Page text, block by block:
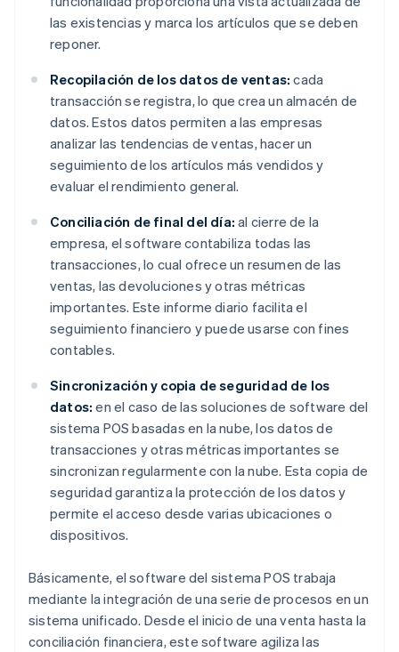
las existencias y marca los artículos que se deben
reponer.
Recopilación de los datos de ventas: cada
transacción se registra, lo que crea un almacén de
datos. Estos datos permiten a las empresas
analizar las tendencias de ventas, hacer un
seguimiento de los artículos más vendidos y
evaluar el rendimiento general.
Conciliación de final del día: al cierre de la
empresa, el software contabiliza todas las
transacciones, lo cual ofrece un resumen de las
ventas, las devoluciones y otras métricas
importantes. Este informe diario facilita el
seguimiento financiero y puede usarse con fines
contables.
Sincronización y copia de seguridad de los
datos: en el caso de las soluciones de software del
sistema POS basadas en la nube, los datos de
transacciones y otras métricas importantes se
sincronizan regularmente con la nube. Esta copia de
seguridad garantiza la protección de los datos y
permite el acceso desde varias ubicaciones o
dispositivos.
Básicamente, el software del sistema POS trabaja
mediante la integración de una serie de procesos en un
sistema unificado. Desde el inicio de una venta hasta la
conciliación financiera, este software agiliza las